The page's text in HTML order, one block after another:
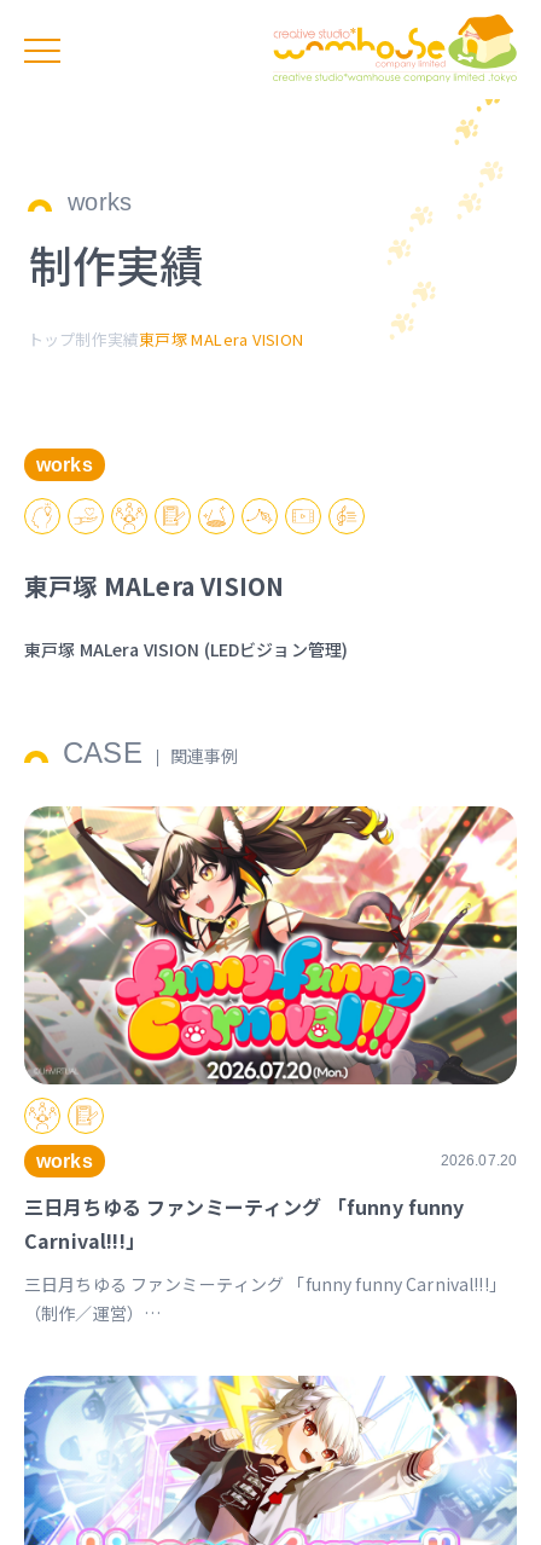
works
制作実績
トップ制作実績東戸塚 MALera VISION
works
東戸塚 MALera VISION
東戸塚 MALera VISION (LEDビジョン管理)
CASE 関連事例
works 2026.07.20
三日月ちゆる ファンミーティング 「funny funny
Carnival!!!」
三日月ちゆる ファンミーティング 「funny funny Carnival!!!」
（制作／運営）